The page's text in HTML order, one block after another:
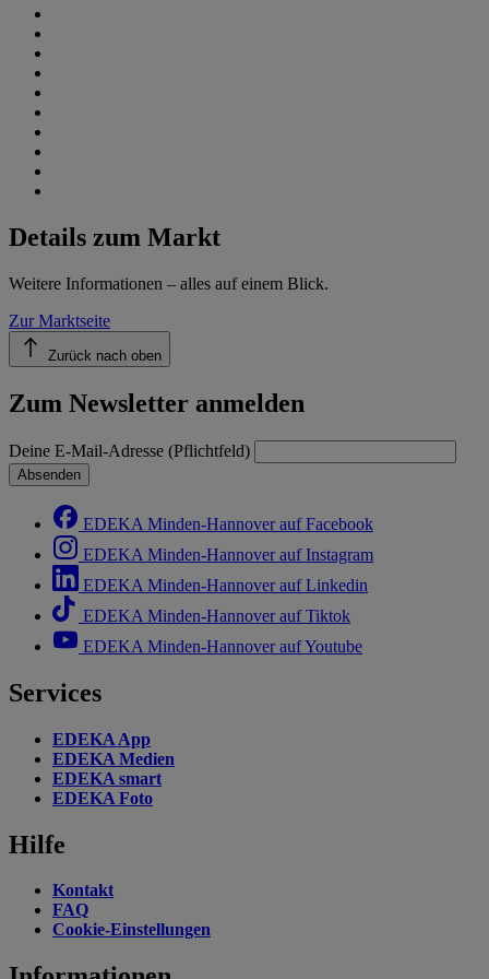
Details zum Markt
Weitere Informationen – alles auf einem Blick.
Zur Marktseite
Zurück nach oben
Zum Newsletter anmelden
Deine E-Mail-Adresse (Pflichtfeld)
Absenden
EDEKA Minden-Hannover auf Facebook
EDEKA Minden-Hannover auf Instagram
EDEKA Minden-Hannover auf Linkedin
EDEKA Minden-Hannover auf Tiktok
EDEKA Minden-Hannover auf Youtube
Services
EDEKA App
EDEKA Medien
EDEKA smart
EDEKA Foto
Hilfe
Kontakt
FAQ
Cookie-Einstellungen